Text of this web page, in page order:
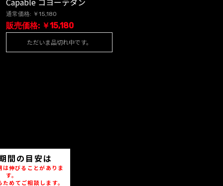
通常価格: ￥15,180
販売価格: ￥15,180
ただいま品切れ中です。
間の目安は
は伸びることがありま
す。
めてご相談します。